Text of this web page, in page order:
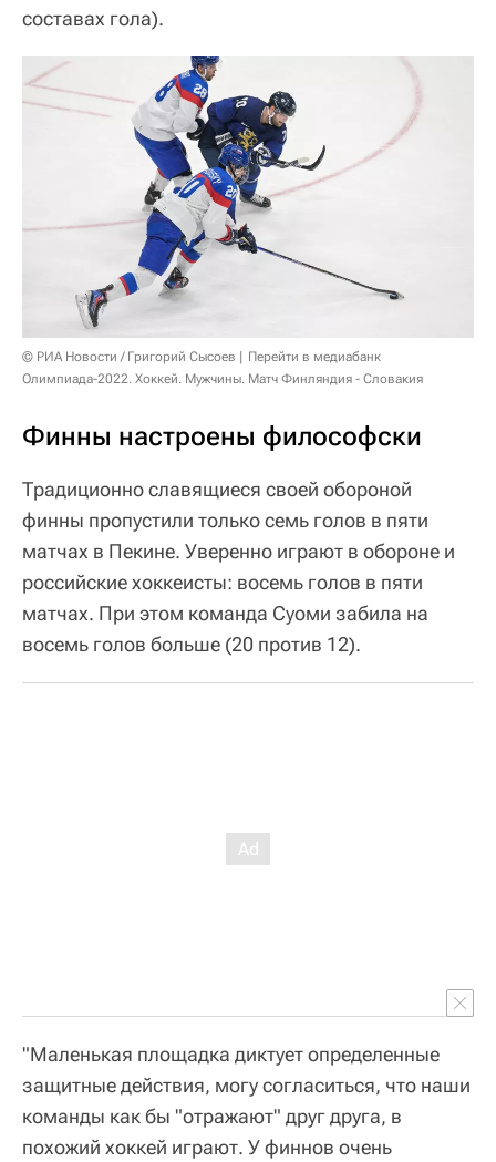
составах гола).
© РИА Новости / Григорий Сысоев
Перейти в медиабанк
Олимпиада-2022. Хоккей. Мужчины. Матч Финляндия - Словакия
Финны настроены философски
Традиционно славящиеся своей обороной
финны пропустили только семь голов в пяти
матчах в Пекине. Уверенно играют в обороне и
российские хоккеисты: восемь голов в пяти
матчах. При этом команда Суоми забила на
восемь голов больше (20 против 12).
"Маленькая площадка диктует определенные
защитные действия, могу согласиться, что наши
команды как бы "отражают" друг друга, в
похожий хоккей играют. У финнов очень